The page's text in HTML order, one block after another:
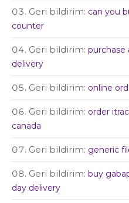
Geri bildirim: can you
counter
Geri bildirim: purchase
delivery
Geri bildirim: online
Geri bildirim: order
canada
Geri bildirim: generic
Geri bildirim: buy
day delivery